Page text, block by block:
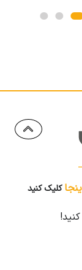
کلیک کنید